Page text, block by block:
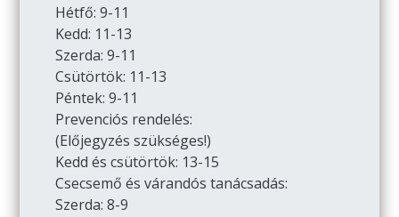
Hétfő: 9-11
Kedd: 11-13
Szerda: 9-11
Csütörtök: 11-13
Péntek: 9-11
Prevenciós rendelés:
(Előjegyzés szükséges!)
Kedd és csütörtök: 13-15
Csecsemő és várandós tanácsadás:
Szerda: 8-9